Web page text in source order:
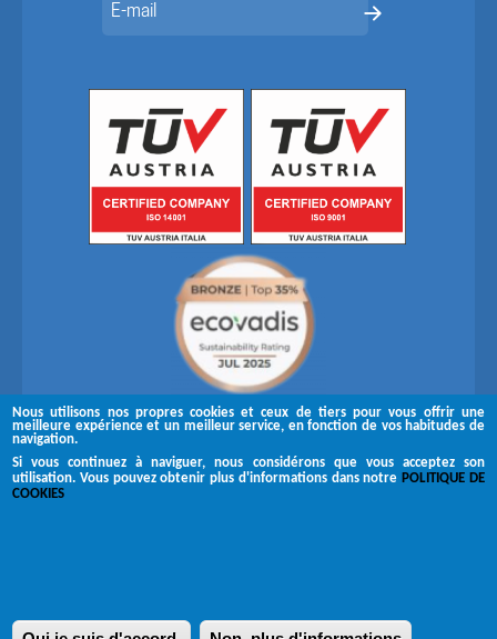
Nous utilisons nos propres cookies et ceux de tiers pour vous offrir une
meilleure expérience et un meilleur service, en fonction de vos habitudes de
navigation.
Si vous continuez à naviguer, nous considérons que vous acceptez son
utilisation. Vous pouvez obtenir plus d'informations dans notre POLITIQUE DE
COOKIES
Suivez-nous sur